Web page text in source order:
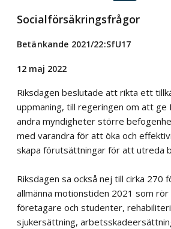
Socialförsäkringsfrågor
Betänkande 2021/22:SfU17
12 maj 2022
Riksdagen beslutade att rikta ett
uppmaning, till regeringen om att ge
andra myndigheter större
med varandra för att öka och
skapa förutsättningar för att utreda
Riksdagen sa också nej till cirka 270
allmänna motionstiden 2021 som
företagare och studenter,
sjukersättning,